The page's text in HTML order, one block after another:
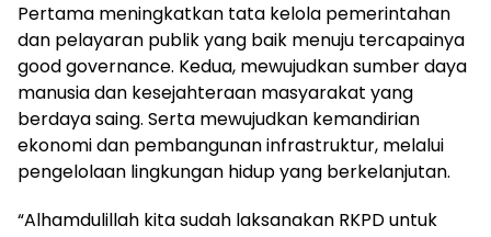
Pertama meningkatkan tata kelola pemerintahan
dan pelayaran publik yang baik menuju tercapainya
good governance. Kedua, mewujudkan sumber daya
manusia dan kesejahteraan masyarakat yang
berdaya saing. Serta mewujudkan kemandirian
ekonomi dan pembangunan infrastruktur, melalui
pengelolaan lingkungan hidup yang berkelanjutan.
“Alhamdulillah kita sudah laksanakan RKPD untuk